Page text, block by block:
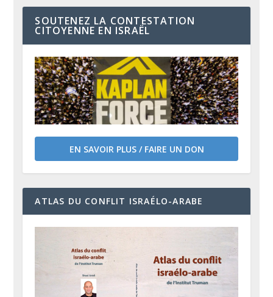
SOUTENEZ LA CONTESTATION
CITOYENNE EN ISRAËL
EN SAVOIR PLUS / FAIRE UN DON
ATLAS DU CONFLIT ISRAÉLO-ARABE